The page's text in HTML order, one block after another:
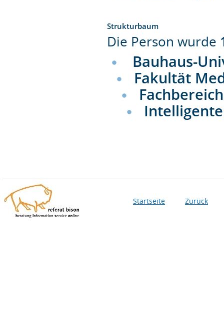
Strukturbaum
Die Person wurde
Bauhaus-
Fakultät
Startseite Zurück